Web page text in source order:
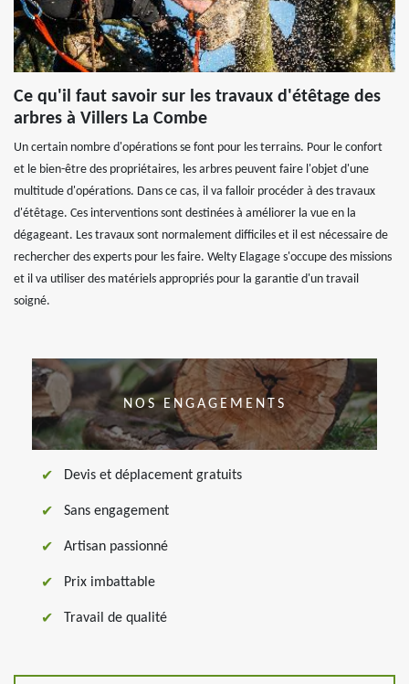
Ce qu'il faut savoir sur les travaux d'étêtage des
arbres à Villers La Combe
Un certain nombre d'opérations se font pour les terrains. Pour le confort
et le bien-être des propriétaires, les arbres peuvent faire l'objet d'une
multitude d'opérations. Dans ce cas, il va falloir procéder à des travaux
d'étêtage. Ces interventions sont destinées à améliorer la vue en la
dégageant. Les travaux sont normalement difficiles et il est nécessaire de
rechercher des experts pour les faire. Welty Elagage s'occupe des missions
et il va utiliser des matériels appropriés pour la garantie d'un travail
soigné.
NOS ENGAGEMENTS
Devis et déplacement gratuits
Sans engagement
Artisan passionné
Prix imbattable
Travail de qualité